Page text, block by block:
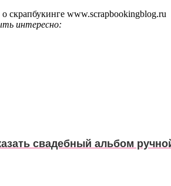
интересно:
свадебный альбом